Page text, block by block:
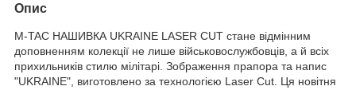
Опис
M-TAC НАШИВКА UKRAINE LASER CUT стане відмінним
доповненням колекції не лише військовослужбовців, а й всіх
прихильників стилю мілітарі. Зображення прапора та напис
"UKRAINE", виготовлено за технологією Laser Cut. Ця новітня